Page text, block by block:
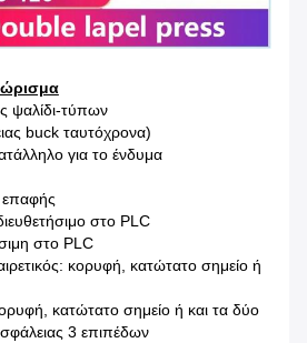
ψαλίδι-τύπων
buck ταυτόχρονα)
για το ένδυμα
στο PLC
στο PLC
κορυφή, κατώτατο σημείο ή
κατώτατο σημείο ή και τα δύο
3 επιπέδων